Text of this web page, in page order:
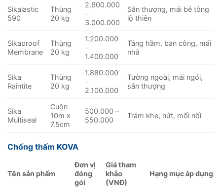
Sikalastic
590
Thùng
20 kg
2.600.000
–
3.000.000
Sân thượng, mái bê tông
lộ thiên
Sikaproof
Membrane
Thùng
20 kg
1.200.000
–
1.400.000
Tầng hầm, ban công, mái
nhà
Sika
Raintite
Thùng
20 kg
1.880.000
–
2.100.000
Tường ngoài, mái ngói,
sân thượng
Sika
Multiseal
Cuộn
10m x
7.5cm
500.000 –
550.000
Trám khe, nứt, mối nối
Chống thấm KOVA
Tên sản phẩm
Đơn vị
đóng
gói
Giá tham
khảo
(VNĐ)
Hạng mục áp dụng